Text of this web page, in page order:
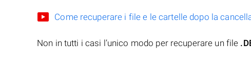
Come recuperare i file e le cartelle dopo la
Non in tutti i casi l’unico modo per recuperare un file